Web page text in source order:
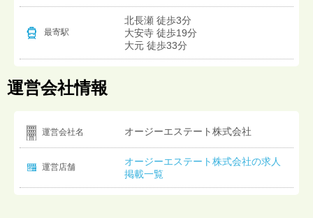
最寄駅
北長瀬 徒歩3分
大安寺 徒歩19分
大元 徒歩33分
運営会社情報
運営会社名 オージーエステート株式会社
運営店舗
オージーエステート株式会社の求人
掲載一覧